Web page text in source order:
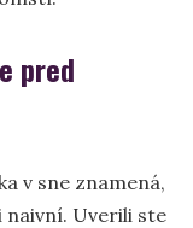
pred
v sne znamená,
naivní. Uverili ste